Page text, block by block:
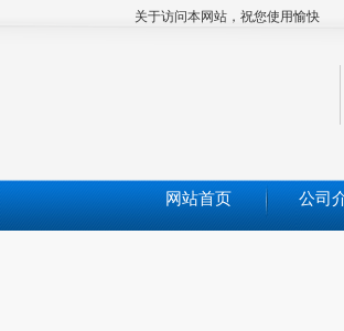
关于访问本网站，祝您使用愉快
网站首页 公司